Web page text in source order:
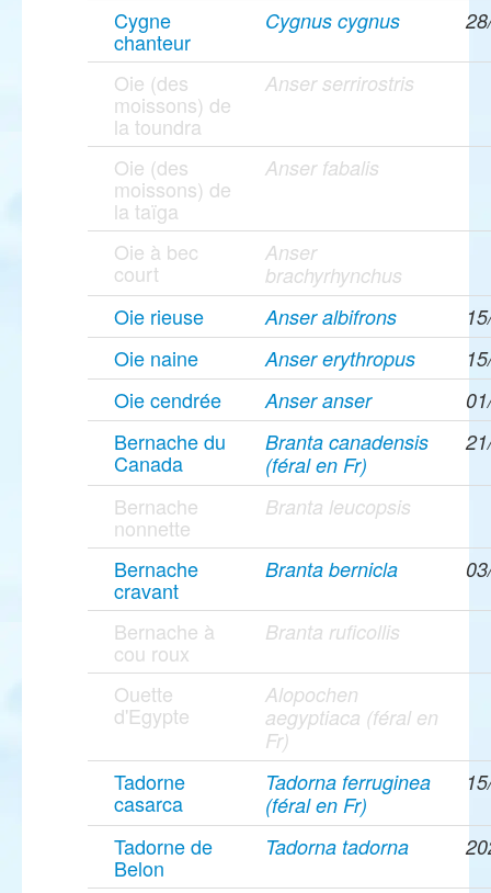
Cygne
chanteur
Cygnus cygnus
Oie (des
moissons) de
la toundra
Anser serrirostris
Oie (des
moissons) de
la taïga
Anser fabalis
Oie à bec
court
Anser
brachyrhynchus
Oie rieuse Anser albifrons
Oie naine Anser erythropus
Oie cendrée Anser anser
Bernache du
Canada
Branta canadensis
(féral en Fr)
Bernache
nonnette
Branta leucopsis
Bernache
cravant
Branta bernicla
Bernache à
cou roux
Branta ruficollis
Ouette
d'Egypte
Alopochen
aegyptiaca (féral en
Fr)
Tadorne
casarca
Tadorna ferruginea
(féral en Fr)
Tadorne de
Belon
Tadorna tadorna